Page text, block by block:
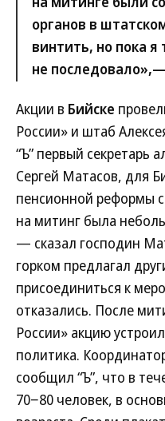
органов в
винтить, но пока я
не
Акции в Бийске
России» и штаб
“Ъ” первый секретарь
Сергей Матасов, для
пенсионной реформы
на митинг была
— сказал господин
горком предлагал
присоединиться к
отказались. После
России» акцию
политика.
сообщил “Ъ”, что в
70−80 человек, в